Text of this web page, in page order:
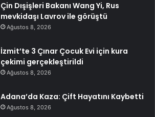
Çin Dışişleri Bakanı Wang Yi, Rus
mevkidaşı Lavrov ile görüştü
Ağustos 8, 2026
İzmit’te 3 Çınar Çocuk Evi için kura
çekimi gerçekleştirildi
Ağustos 8, 2026
Adana’da Kaza: Çift Hayatını Kaybetti
Ağustos 8, 2026